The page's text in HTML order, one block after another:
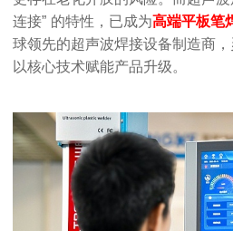
连接” 的特性，已成为高端平板笔
球领先的超声波焊接设备制造商，
以核心技术赋能产品升级。